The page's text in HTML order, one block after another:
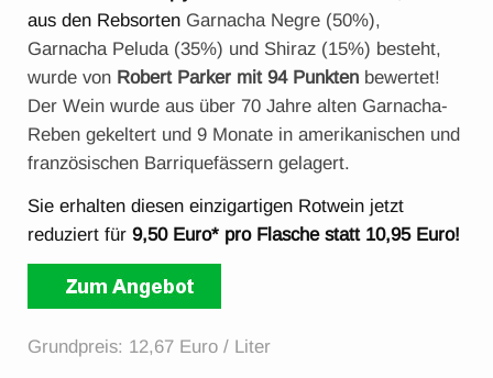
aus den Rebsorten Garnacha Negre (50%),
Garnacha Peluda (35%) und Shiraz (15%) besteht,
wurde von Robert Parker mit 94 Punkten bewertet!
Der Wein wurde aus über 70 Jahre alten Garnacha-
Reben gekeltert und 9 Monate in amerikanischen und
französischen Barriquefässern gelagert.
Sie erhalten diesen einzigartigen Rotwein jetzt
reduziert für9,50 Euro* pro Flasche statt 10,95 Euro!
Grundpreis: 12,67 Euro / Liter